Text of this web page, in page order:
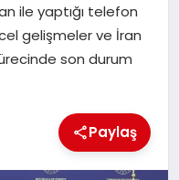
ile yaptığı telefon
gelişmeler ve İran
son durum
Paylaş